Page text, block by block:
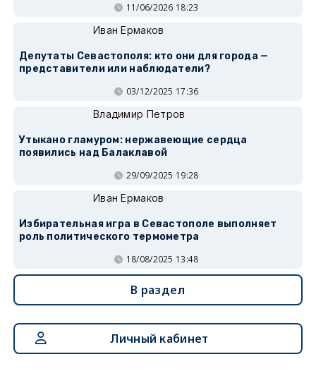
11/06/2026 18:23
Иван Ермаков
Депутаты Севастополя: кто они для города —
представители или наблюдатели?
03/12/2025 17:36
Владимир Петров
Утыкано гламуром: нержавеющие сердца
появились над Балаклавой
29/09/2025 19:28
Иван Ермаков
Избирательная игра в Севастополе выполняет
роль политического термометра
18/08/2025 13:48
В раздел
Личный кабинет